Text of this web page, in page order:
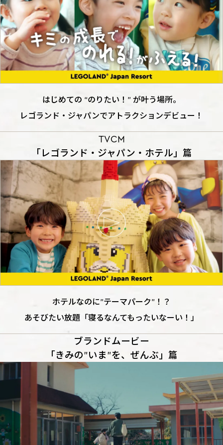
はじめての “のりたい！” が叶う場所。
レゴランド・ジャパンでアトラクションデビュー！
TVCM
「レゴランド・ジャパン・ホテル」篇
ホテルなのに"テーマパーク"！？
あそびたい放題「寝るなんてもったいなーい！」
ブランドムービー​
「きみの"いま"を、ぜんぶ」篇